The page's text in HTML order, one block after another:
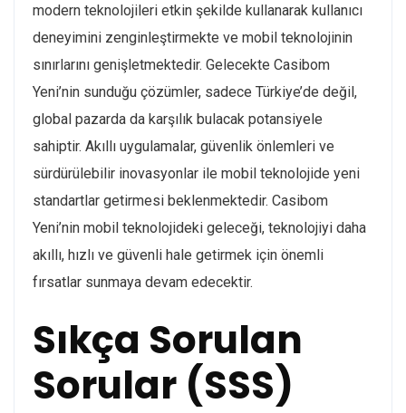
modern teknolojileri etkin şekilde kullanarak kullanıcı
deneyimini zenginleştirmekte ve mobil teknolojinin
sınırlarını genişletmektedir. Gelecekte Casibom
Yeni’nin sunduğu çözümler, sadece Türkiye’de değil,
global pazarda da karşılık bulacak potansiyele
sahiptir. Akıllı uygulamalar, güvenlik önlemleri ve
sürdürülebilir inovasyonlar ile mobil teknolojide yeni
standartlar getirmesi beklenmektedir. Casibom
Yeni’nin mobil teknolojideki geleceği, teknolojiyi daha
akıllı, hızlı ve güvenli hale getirmek için önemli
fırsatlar sunmaya devam edecektir.
Sıkça Sorulan
Sorular (SSS)